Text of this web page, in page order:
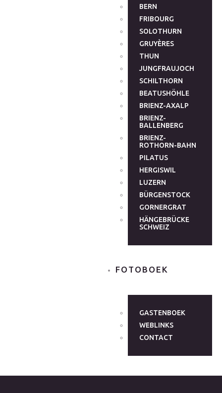
BERN
FRIBOURG
SOLOTHURN
GRUYÈRES
THUN
JUNGFRAUJOCH
SCHILTHORN
BEATUSHÖHLE
BRIENZ-AXALP
BRIENZ-
BALLENBERG
BRIENZ-
ROTHORN-BAHN
PILATUS
HERGISWIL
LUZERN
BÜRGENSTOCK
GORNERGRAT
HÄNGEBRÜCKE
SCHWEIZ
FOTOBOEK
GASTENBOEK
WEBLINKS
CONTACT